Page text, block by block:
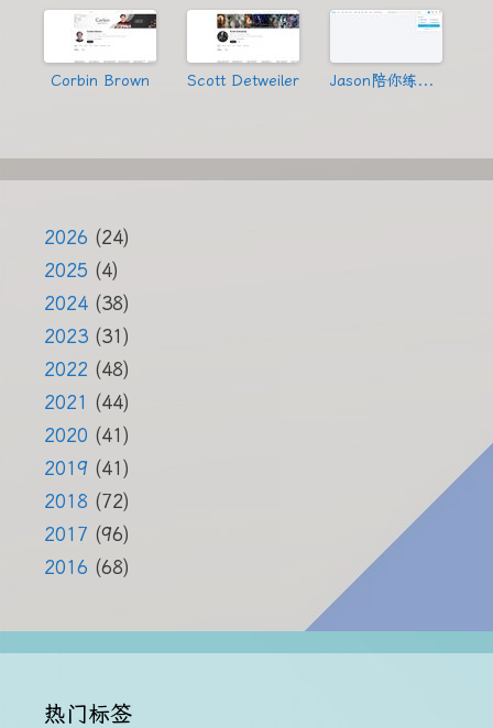
Corbin Brown Scott Detweiler Jason陪你练绝技
2026 (24)
2025 (4)
2024 (38)
2023 (31)
2022 (48)
2021 (44)
2020 (41)
2019 (41)
2018 (72)
2017 (96)
2016 (68)
热门标签